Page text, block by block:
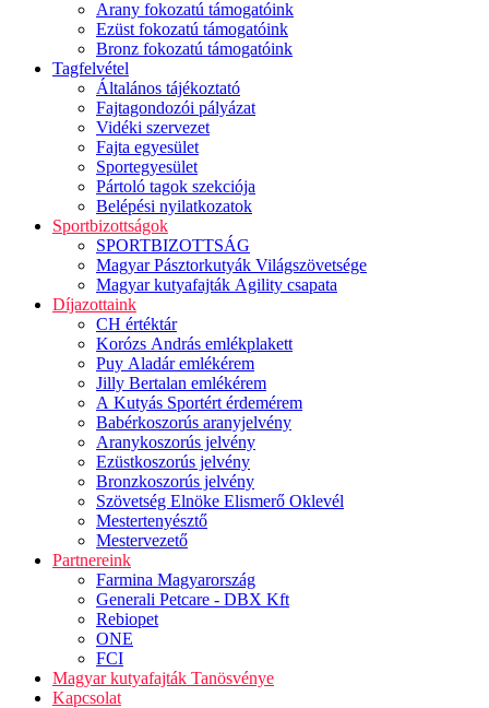
Arany fokozatú támogatóink
Ezüst fokozatú támogatóink
Bronz fokozatú támogatóink
Tagfelvétel
Általános tájékoztató
Fajtagondozói pályázat
Vidéki szervezet
Fajta egyesület
Sportegyesület
Pártoló tagok szekciója
Belépési nyilatkozatok
Sportbizottságok
SPORTBIZOTTSÁG
Magyar Pásztorkutyák Világszövetsége
Magyar kutyafajták Agility csapata
Díjazottaink
CH értéktár
Korózs András emlékplakett
Puy Aladár emlékérem
Jilly Bertalan emlékérem
A Kutyás Sportért érdemérem
Babérkoszorús aranyjelvény
Aranykoszorús jelvény
Ezüstkoszorús jelvény
Bronzkoszorús jelvény
Szövetség Elnöke Elismerő Oklevél
Mestertenyésztő
Mestervezető
Partnereink
Farmina Magyarország
Generali Petcare - DBX Kft
Rebiopet
ONE
FCI
Magyar kutyafajták Tanösvénye
Kapcsolat